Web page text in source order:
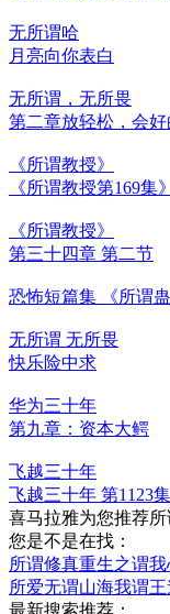
无所谓哈
月亮向你表白
无所谓，无所畏
第二章放轻松，会
《所谓教授》
《所谓教授第169集》
《所谓教授》
第三十四章 第二节
恐怖短篇集 《所谓蛊
无所谓 无所畏
快乐险中求
华为三十年
第九章：资本大鳄
飞越三十年
飞越三十年 第1123
喜马拉雅为您推荐
您是不是在找：
所谓修真重生之谓我
所爱无谓山海我谓王
最新搜索推荐：